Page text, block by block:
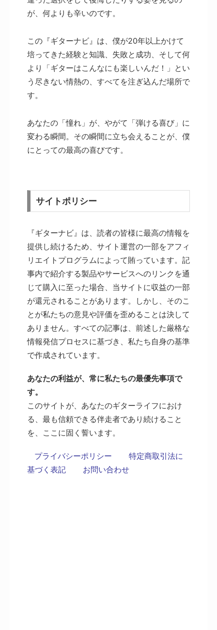
が、何よりも辛いのです。
この『ギターナビ』は、僕が20年以上かけて
培ってきた経験と知識、失敗と成功、そして何
より「ギターはこんなにも楽しいんだ！」とい
う尽きない情熱の、すべてを注ぎ込んだ場所で
す。
あなたの「憧れ」が、やがて「弾ける喜び」に
変わる瞬間。その瞬間に立ち会えることが、僕
にとっての最高の喜びです。
サイトポリシー
『ギターナビ』は、読者の皆様に最高の情報を
提供し続けるため、サイト運営の一部をアフィ
リエイトプログラムによって賄っています。記
事内で紹介する製品やサービスへのリンクを通
じて購入に至った場合、当サイトに収益の一部
が還元されることがあります。しかし、そのこ
とが私たちの意見や評価を歪めることは決して
ありません。すべての記事は、前述した厳格な
情報発信プロセスに基づき、私たち自身の基準
で作成されています。
あなたの利益が、常に私たちの最優先事項で
す。
このサイトが、あなたのギターライフにおけ
る、最も信頼できる伴走者であり続けること
を、ここに固く誓います。
プライバシーポリシー
特定商取引法に
基づく表記
お問い合わせ